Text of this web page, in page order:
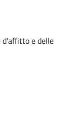
d'affitto e delle